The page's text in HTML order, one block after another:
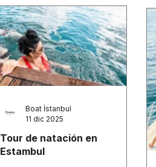
Tour de natación en
Estambul
Boat İstanbul
11 dic 2025